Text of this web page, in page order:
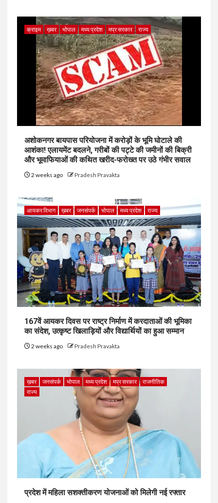
क्राइम ख़बर भोपाल मध्य प्रदेश मप्र सरकार राज्य
अशोकनगर बायपास परियोजना में करोड़ों के भूमि घोटाले की
आशंका! एलायमेंट बदलने, गरीबों की पट्टे की जमीनों की बिक्री
और भूमाफियाओं की कथित खरीद-फरोख्त पर उठे गंभीर सवाल
2 weeks ago Pradesh Pravakta
आयकर विभाग ख़बर जनसंपर्क भोपाल मध्य प्रदेश राज्य
167वें आयकर दिवस पर राष्ट्र निर्माण में करदाताओं की भूमिका
का संदेश, उत्कृष्ट खिलाड़ियों और विद्यार्थियों का हुआ सम्मान
2 weeks ago Pradesh Pravakta
ख़बर जनसंपर्क भोपाल मध्य प्रदेश मप्र सरकार
राजनीतिक
राज्य
प्रदेश में महिला सशक्तीकरण योजनाओं को मिलेगी नई रफ्तार